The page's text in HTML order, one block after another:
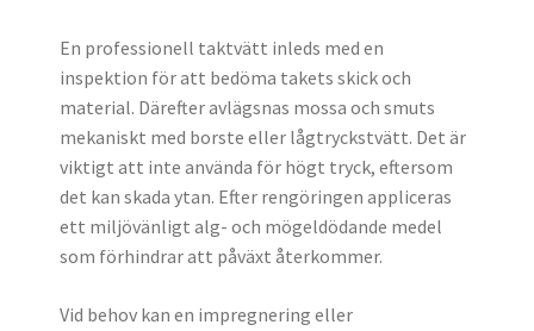
En professionell taktvätt inleds med en
inspektion för att bedöma takets skick och
material. Därefter avlägsnas mossa och smuts
mekaniskt med borste eller lågtryckstvätt. Det är
viktigt att inte använda för högt tryck, eftersom
det kan skada ytan. Efter rengöringen appliceras
ett miljövänligt alg- och mögeldödande medel
som förhindrar att påväxt återkommer.
Vid behov kan en impregnering eller